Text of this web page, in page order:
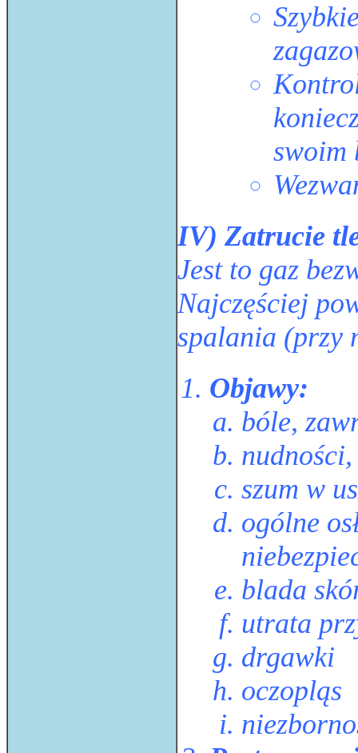
swoim
IV) Zatrucie
Jest to gaz
Najczęściej
spalania (przy
Objawy:
bóle,
szum w
ogólne
blada
utrata
drgawki
oczopląs